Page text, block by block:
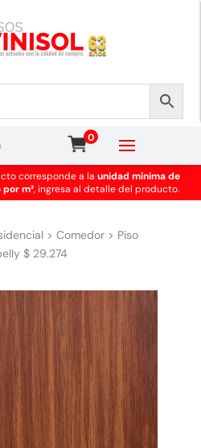
0
corresponde a launidad mínima de
m², ingresa al detalle del producto.
> Comedor> Piso
$ 29.274